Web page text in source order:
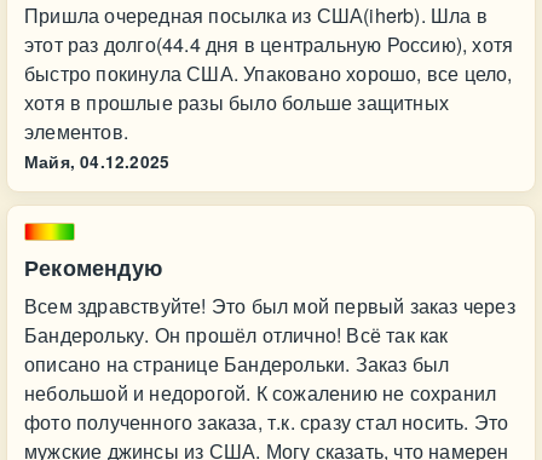
Пришла очередная посылка из США(iherb). Шла в
этот раз долго(44.4 дня в центральную Россию), хотя
быстро покинула США. Упаковано хорошо, все цело,
хотя в прошлые разы было больше защитных
элементов.
Майя, 04.12.2025
Рекомендую
Всем здравствуйте! Это был мой первый заказ через
Бандерольку. Он прошёл отлично! Всё так как
описано на странице Бандерольки. Заказ был
небольшой и недорогой. К сожалению не сохранил
фото полученного заказа, т.к. сразу стал носить. Это
мужские джинсы из США. Могу сказать, что намерен